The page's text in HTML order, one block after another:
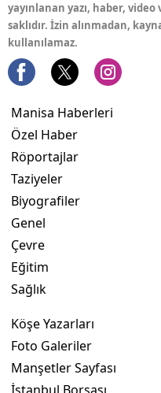
yayınlanan yazı, haber,
saklıdır. İzin alınmadan,
kullanılamaz.
Manisa Haberleri
Özel Haber
Röportajlar
Taziyeler
Biyografiler
Genel
Çevre
Eğitim
Sağlık
Köşe Yazarları
Foto Galeriler
Manşetler Sayfası